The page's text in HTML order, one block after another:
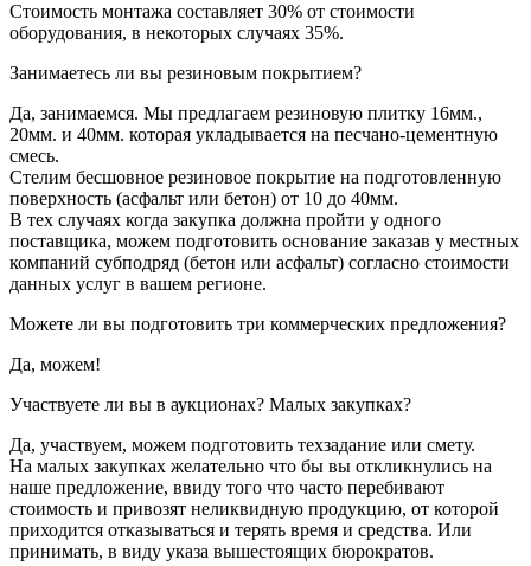
Стоимость монтажа составляет 30% от стоимости
оборудования, в некоторых случаях 35%.
Занимаетесь ли вы резиновым покрытием?
Да, занимаемся. Мы предлагаем резиновую плитку 16мм.,
20мм. и 40мм. которая укладывается на песчано-цементную
смесь.
Стелим бесшовное резиновое покрытие на подготовленную
поверхность (асфальт или бетон) от 10 до 40мм.
В тех случаях когда закупка должна пройти у одного
поставщика, можем подготовить основание заказав у местных
компаний субподряд (бетон или асфальт) согласно стоимости
данных услуг в вашем регионе.
Можете ли вы подготовить три коммерческих предложения?
Да, можем!
Участвуете ли вы в аукционах? Малых закупках?
Да, участвуем, можем подготовить техзадание или смету.
На малых закупках желательно что бы вы откликнулись на
наше предложение, ввиду того что часто перебивают
стоимость и привозят неликвидную продукцию, от которой
приходится отказываться и терять время и средства. Или
принимать, в виду указа вышестоящих бюрократов.